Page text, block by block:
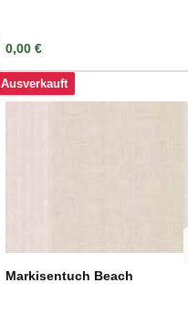
Lagerkosten nach sich ziehen.
geben Sie uns Bescheid, wenn
Zubehör nicht unmittelbar versendet
Regulärer Preis:
0,00 €
Ausverkauft
Markisentuch Beach